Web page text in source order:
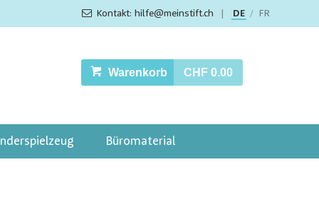
Kontakt: hilfe@meinstift.ch DE / FR
Warenkorb CHF 0.00
Büromaterial